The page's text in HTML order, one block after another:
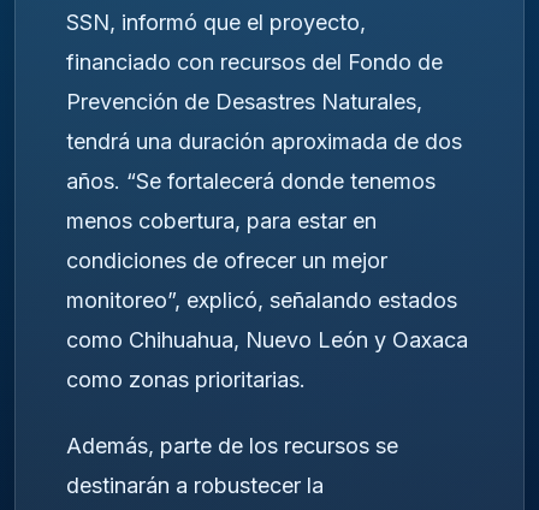
SSN, informó que el proyecto,
financiado con recursos del Fondo de
Prevención de Desastres Naturales,
tendrá una duración aproximada de dos
años. “Se fortalecerá donde tenemos
menos cobertura, para estar en
condiciones de ofrecer un mejor
monitoreo”, explicó, señalando estados
como Chihuahua, Nuevo León y Oaxaca
como zonas prioritarias.
Además, parte de los recursos se
destinarán a robustecer la